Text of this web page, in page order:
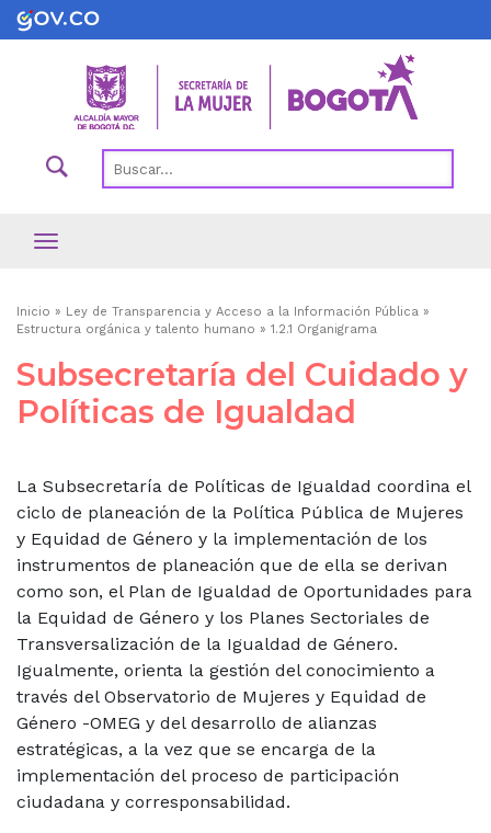
Pasar
al
Ruta
navegación
Inicio
Ley de Transparencia y Acceso a la Información Pública
Estructura orgánica y talento humano
1.2.1 Organigrama
Subsecretaría del Cuidado y
Políticas de Igualdad
La Subsecretaría de Políticas de Igualdad coordina el
ciclo de planeación de la Política Pública de Mujeres
y Equidad de Género y la implementación de los
instrumentos de planeación que de ella se derivan
como son, el Plan de Igualdad de Oportunidades para
la Equidad de Género y los Planes Sectoriales de
Transversalización de la Igualdad de Género.
Igualmente, orienta la gestión del conocimiento a
través del Observatorio de Mujeres y Equidad de
Género -OMEG y del desarrollo de alianzas
estratégicas, a la vez que se encarga de la
implementación del proceso de participación
ciudadana y corresponsabilidad.